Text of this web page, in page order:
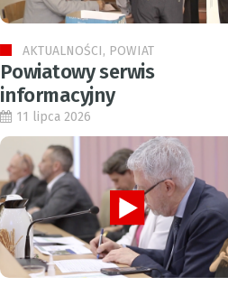
AKTUALNOŚCI, POWIAT
Powiatowy serwis
informacyjny
11 lipca 2026